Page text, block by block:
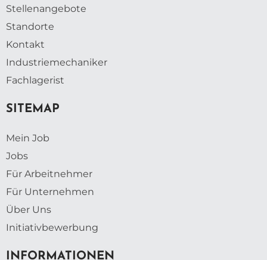
Stellenangebote
Standorte
Kontakt
Industriemechaniker
Fachlagerist
SITEMAP
Mein Job
Jobs
Für Arbeitnehmer
Für Unternehmen
Über Uns
Initiativbewerbung
INFORMATIONEN